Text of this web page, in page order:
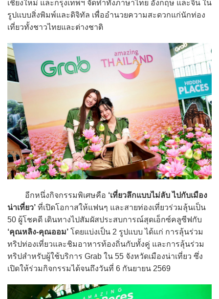
เชียงใหม่ และกรุงเทพฯ จัดทำทั้งภาษาไทย อังกฤษ และจีน ใน
รูปแบบสิ่งพิมพ์และดิจิทัล เพื่ออำนวยความสะดวกแก่นักท่อง
เที่ยวทั้งชาวไทยและต่างชาติ
อีกหนึ่งกิจกรรมพิเศษคือ ‘เที่ยวลึกแบบไม่ลับ ไปกับเมือง
น่าเที่ยว’ ที่เปิดโอกาสให้แฟนๆ และสายท่องเที่ยวร่วมลุ้นเป็น
50 ผู้โชคดี เดินทางไปสัมผัสประสบการณ์สุดเอ็กซ์คลูซีฟกับ
‘คุณหลิง-คุณออม’ โดยแบ่งเป็น 2 รูปแบบ ได้แก่ การลุ้นร่วม
ทริปท่องเที่ยวและชิมอาหารท้องถิ่นกับทั้งคู่ และการลุ้นร่วม
ทริปสำหรับผู้ใช้บริการ Grab ใน 55 จังหวัดเมืองน่าเที่ยว ซึ่ง
เปิดให้ร่วมกิจกรรมได้จนถึงวันที่ 6 กันยายน 2569